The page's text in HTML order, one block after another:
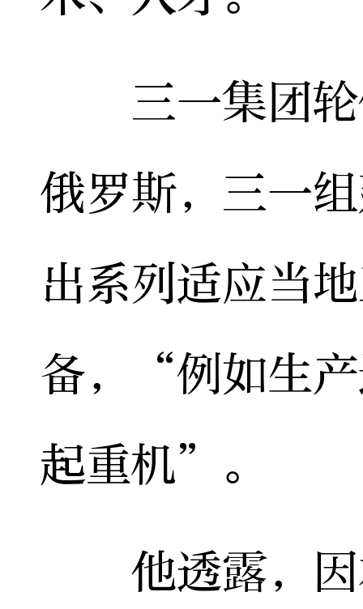
三一集团轮
俄罗斯，三一
出系列适应当
备，“例如生
起重机”。
他透露，因